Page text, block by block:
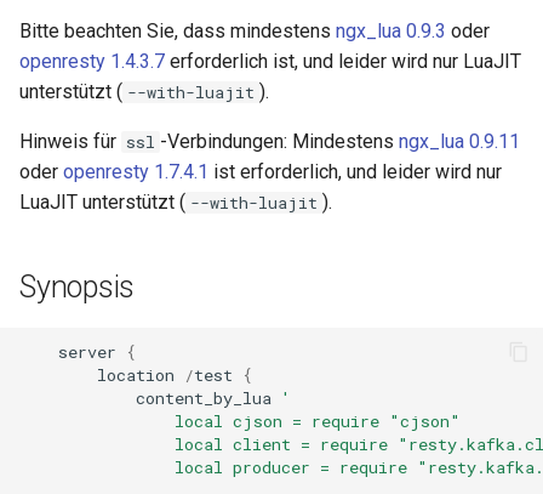
combined-upstreams
compression-vary
cookie-flag
cookie-limit
fetch
Siehe auch
Bitte beachten Sie, dass mindestens ngx_lua 0.9.3 oder
openresty 1.4.3.7 erforderlich ist, und leider wird nur LuaJIT
unterstützt ( --with-luajit ).
Hinweis für ssl -Verbindungen: Mindestens ngx_lua 0.9.11
oder openresty 1.7.4.1 ist erforderlich, und leider wird nur
LuaJIT unterstützt ( --with-luajit ).
Synopsis
server
{
location
/test
{
content_by_lua
'
                local cjson = require "cjson"
local client = require
local producer = require